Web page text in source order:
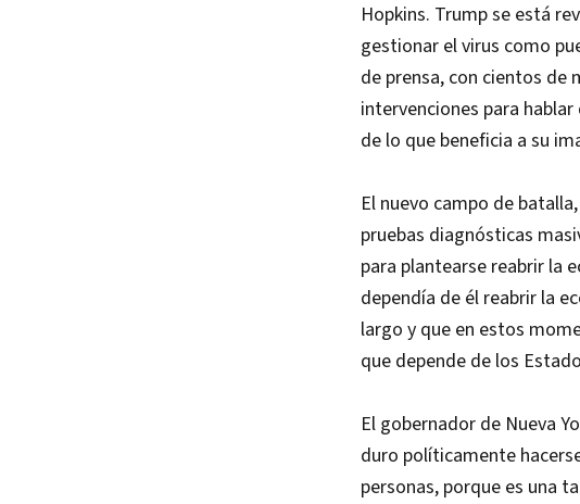
Hopkins. Trump se está
gestionar el virus como
de prensa, con cientos de
intervenciones para
de lo que beneficia a su
El nuevo campo de
pruebas diagnósticas
para plantearse reabrir la
dependía de él reabrir la
largo y que en estos
que depende de los
El gobernador de Nueva
duro políticamente
personas, porque es una